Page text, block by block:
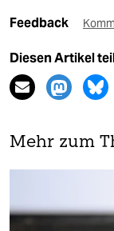
Feedback
Diesen Artikel
Mehr zum